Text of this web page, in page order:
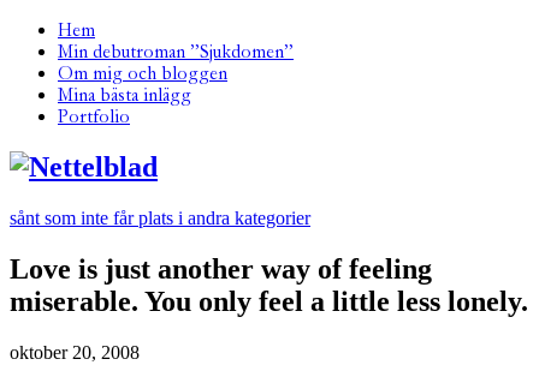
Hem
Min debutroman ”Sjukdomen”
Om mig och bloggen
Mina bästa inlägg
Portfolio
sånt som inte får plats i andra kategorier
Love is just another way of feeling
miserable. You only feel a little less lonely.
oktober 20, 2008